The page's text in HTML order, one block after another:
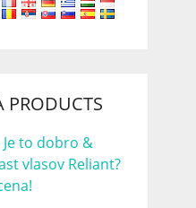
PRODUCTS
to dobro &
vlasov Reliant?